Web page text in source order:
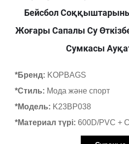
Бейсбол
Жоғары Сапалы Су
Сумкасы
*Бренд: KOPBAGS
*Стиль: Мода және спорт
*Модель: K23BP038
*Материал түрі: 600D/PVC +